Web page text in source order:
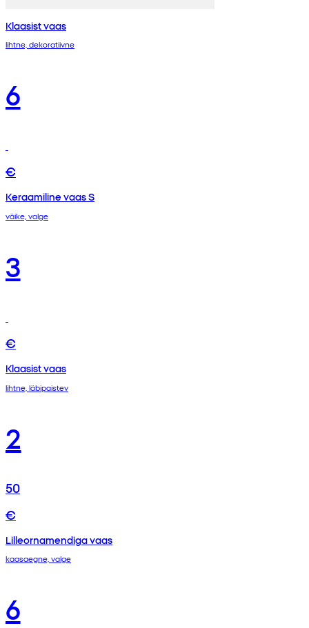
Klaasist vaas
lihtne, dekoratiivne
6
€
Keraamiline vaas S
väike, valge
3
€
Klaasist vaas
lihtne, läbipaistev
2
50
€
Lilleornamendiga vaas
kaasaegne, valge
6